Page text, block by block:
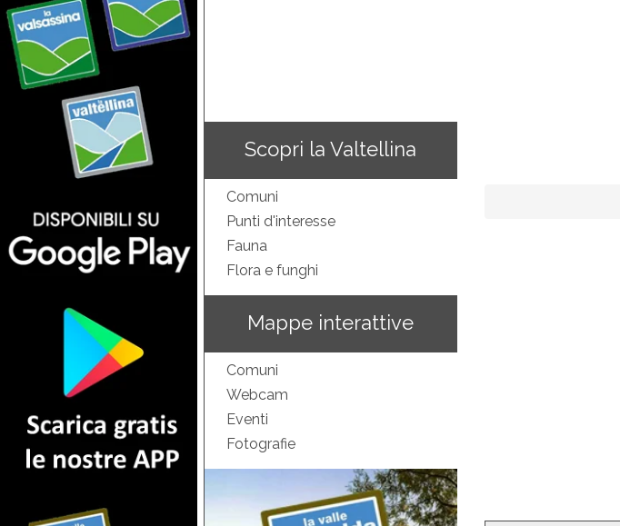
Scopri la Valtellina
Comuni
Punti d'interesse
Fauna
Flora e funghi
Mappe interattive
Comuni
Webcam
Eventi
Fotografie